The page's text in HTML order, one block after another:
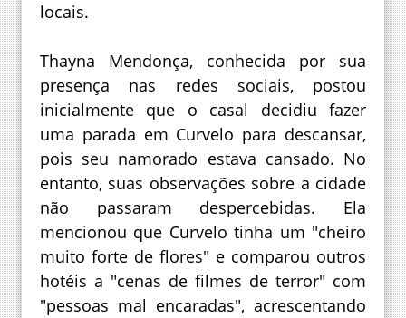
locais.
Thayna Mendonça, conhecida por sua
presença nas redes sociais, postou
inicialmente que o casal decidiu fazer
uma parada em Curvelo para descansar,
pois seu namorado estava cansado. No
entanto, suas observações sobre a cidade
não passaram despercebidas. Ela
mencionou que Curvelo tinha um "cheiro
muito forte de flores" e comparou outros
hotéis a "cenas de filmes de terror" com
"pessoas mal encaradas", acrescentando